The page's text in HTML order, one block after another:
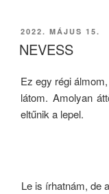
BEKÜLDVE:
2022. MÁJUS 15.
NEVESS
Ez egy régi
látom. Amolyan
eltűnik a lepel.
Le is írhatnám, de